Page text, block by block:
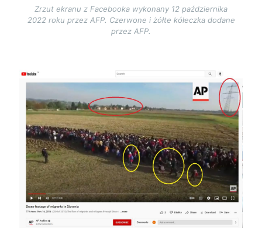
Zrzut ekranu z Facebooka wykonany 12 października
2022 roku przez AFP. Czerwone i żółte kółeczka dodane
przez AFP.
Image